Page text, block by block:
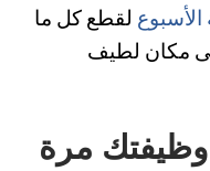
الأسبوع لقطع كل ما
مكان لطيف
مرة